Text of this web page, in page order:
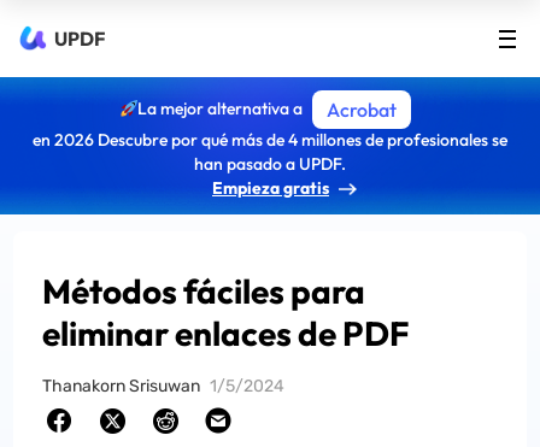
UPDF
La mejor alternativa a Acrobat
en 2026 Descubre por qué más de 4 millones de profesionales se
han pasado a UPDF.
Empieza gratis
Métodos fáciles para
eliminar enlaces de PDF
Thanakorn Srisuwan 1/5/2024